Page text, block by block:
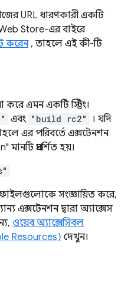
URL ধারণকারী একটি
Store-এর বাইরে
করেন, তাহলে এই কী-টি
করে এমন একটি স্ট্রিং।
এবং "build rc2"
। যদি
এর পরিবর্তে এক্সটেনশন
প্রদর্শিত হয়।
সংজ্ঞায়িত করে,
এক্সটেনশন দ্বারা অ্যাক্সেস
ওয়েব অ্যাক্সেসিবল
Resources) দেখুন।